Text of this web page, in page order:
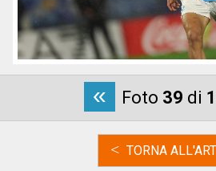
« Foto 39 di
< TORNA